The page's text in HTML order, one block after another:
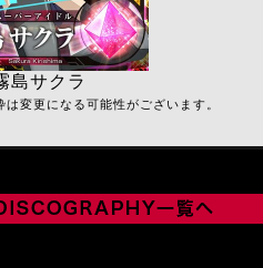
サクラ
変更になる可能性がございます。